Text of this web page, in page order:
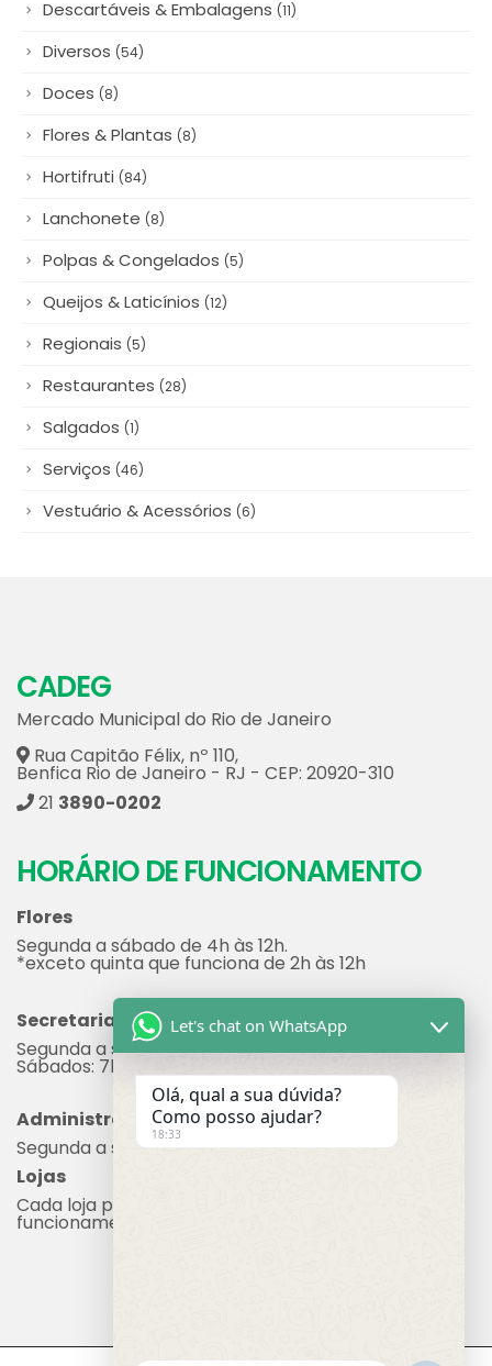
Doces (8)
Flores & Plantas
Hortifruti(84)
Lanchonete
Polpas & Congelados
Queijos & Laticínios (12)
Regionais (5)
Restaurantes
Salgados (1)
Serviços (46)
Vestuário & Acessórios
Rua Capitão Félix, nº 110,
Benfica Rio de Janeiro - RJ - CEP: 20920-310
213890-0202
HORÁRIO DE FUNCIONAMENTO
Flores
*exceto quinta que funciona de 2h às 12h
Secretaria
Segunda a sexta: 7h às 17h
Sábados: 7h às 12h
Administração
Segunda a sexta: 8h às 17h
Lojas
Cada loja possui seu próprio horário de
funcionamento.
Let's chat on WhatsApp
Olá, qual a sua dúvida?
Como posso ajudar?
18:33